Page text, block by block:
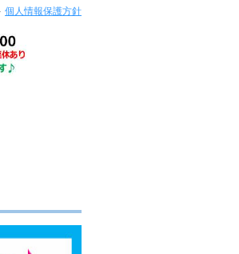
個人情報保護方針